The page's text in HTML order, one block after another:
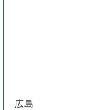
広島